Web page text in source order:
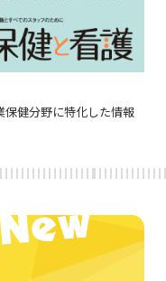
健分野に特化した情報